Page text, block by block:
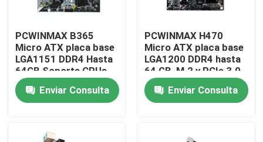
Hogar
Productos
Vídeos
PCWINMAX B365
Micro ATX placa base
LGA1151 DDR4 Hasta
64GB Soporta CPUs
de 8a y 9a generación
i3/i5/i7 Soporta
mayoristas
Enviar Consulta
PCWINMAX H470
Micro ATX placa base
LGA1200 DDR4 hasta
64 GB, M.2 y PCIe 3.0,
admite procesadores
Intel de 10a y 11a
generación
Enviar Consulta